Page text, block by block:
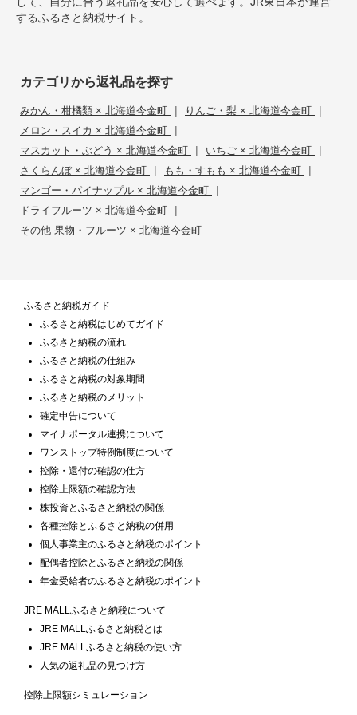
するふるさと納税サイト。
カテゴリから返礼品を探す
みかん・柑橘類 × 北海道今金町 | りんご・梨 × 北海道今金町 |
メロン・スイカ × 北海道今金町 |
マスカット・ぶどう × 北海道今金町 | いちご × 北海道今金町 |
さくらんぼ × 北海道今金町 | もも・すもも × 北海道今金町 |
マンゴー・パイナップル × 北海道今金町 |
ドライフルーツ × 北海道今金町 |
その他 果物・フルーツ × 北海道今金町
ふるさと納税ガイド
ふるさと納税はじめてガイド
ふるさと納税の流れ
ふるさと納税の仕組み
ふるさと納税の対象期間
ふるさと納税のメリット
確定申告について
マイナポータル連携について
ワンストップ特例制度について
控除・還付の確認の仕方
控除上限額の確認方法
株投資とふるさと納税の関係
各種控除とふるさと納税の併用
個人事業主のふるさと納税のポイント
配偶者控除とふるさと納税の関係
年金受給者のふるさと納税のポイント
JRE MALLふるさと納税について
JRE MALLふるさと納税とは
JRE MALLふるさと納税の使い方
人気の返礼品の見つけ方
控除上限額シミュレーション